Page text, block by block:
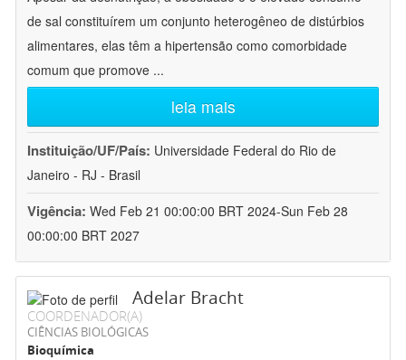
de sal constituírem um conjunto heterogêneo de distúrbios
alimentares, elas têm a hipertensão como comorbidade
comum que promove ...
leia mais
Instituição/UF/País: Universidade Federal do Rio de
Janeiro - RJ - Brasil
Vigência: Wed Feb 21 00:00:00 BRT 2024-Sun Feb 28
00:00:00 BRT 2027
Adelar Bracht
COORDENADOR(A)
CIÊNCIAS BIOLÓGICAS
Bioquímica